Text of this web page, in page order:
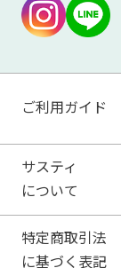
ご利用ガイド
サスティ
について
特定商取引法
に基づく表記